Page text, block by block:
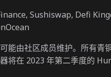
Sushiswap, Defi
能由社区成员维护。所有青
将在 2023 年第二季度的